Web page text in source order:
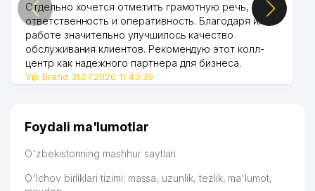
Отдельно хочется отметить грамотную речь,
ответственность и оперативность. Благодаря их
работе значительно улучшилось качество
обслуживания клиентов. Рекомендую этот колл-
центр как надежного партнера для бизнеса.
Vip Brand 31.07.2026 11:43:39
Foydali ma'lumotlar
O'zbekistonning mashhur saytlari
O'lchov birliklari tizimi: massa, uzunlik, tezlik, ma'lumot,